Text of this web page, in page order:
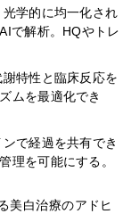
光学的に均一化され
で解析。HQやトレ
謝特性と臨床反応を
ムを最適化でき
で経過を共有でき
理を可能にする。
美白治療のアドヒ